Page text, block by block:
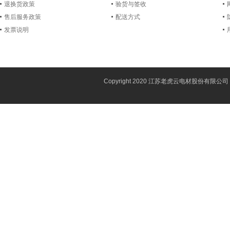
退换货政策
售后服务政策
发票说明
验货与签收
配送方式
Copyright 2020 江苏老虎云电材股份有限公